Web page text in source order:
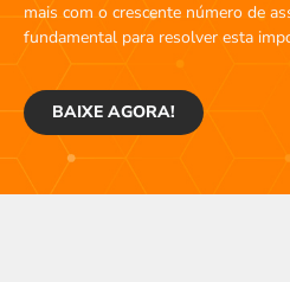
mais com o crescente número de
fundamental para resolver esta
BAIXE AGORA!